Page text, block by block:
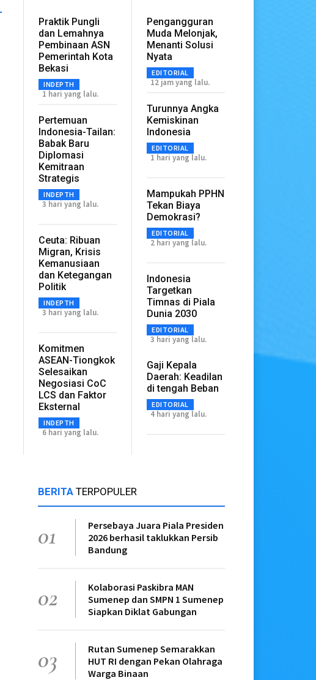
Praktik Pungli
dan Lemahnya
Pembinaan ASN
Pemerintah Kota
Bekasi
INDEPTH
1 hari yang lalu.
Pertemuan
Indonesia-Tailan:
Babak Baru
Diplomasi
Kemitraan
Strategis
INDEPTH
3 hari yang lalu.
Ceuta: Ribuan
Migran, Krisis
Kemanusiaan
dan Ketegangan
Politik
INDEPTH
3 hari yang lalu.
Komitmen
ASEAN-Tiongkok
Selesaikan
Negosiasi CoC
LCS dan Faktor
Eksternal
INDEPTH
6 hari yang lalu.
Pengangguran
Muda Melonjak,
Menanti Solusi
Nyata
EDITORIAL
12 jam yang lalu.
Turunnya Angka
Kemiskinan
Indonesia
EDITORIAL
1 hari yang lalu.
Mampukah PPHN
Tekan Biaya
Demokrasi?
EDITORIAL
2 hari yang lalu.
Indonesia
Targetkan
Timnas di Piala
Dunia 2030
EDITORIAL
3 hari yang lalu.
Gaji Kepala
Daerah: Keadilan
di tengah Beban
EDITORIAL
4 hari yang lalu.
BERITATERPOPULER
01
Persebaya Juara Piala Presiden
2026 berhasil taklukkan Persib
Bandung
02
Kolaborasi Paskibra MAN
Sumenep dan SMPN 1 Sumenep
Siapkan Diklat Gabungan
03
Rutan Sumenep Semarakkan
HUT RI dengan Pekan Olahraga
Warga Binaan